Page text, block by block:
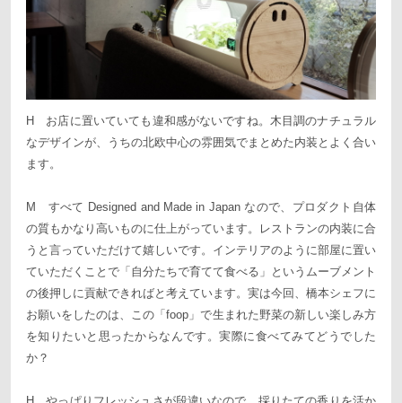
H お店に置いていても違和感がないですね。木目調のナチュラル
なデザインが、うちの北欧中心の雰囲気でまとめた内装とよく合い
ます。
M すべて Designed and Made in Japan なので、プロダクト自体
の質もかなり高いものに仕上がっています。レストランの内装に合
うと言っていただけて嬉しいです。インテリアのように部屋に置い
ていただくことで「自分たちで育てて食べる」というムーブメント
の後押しに貢献できればと考えています。実は今回、橋本シェフに
お願いをしたのは、この「foop」で生まれた野菜の新しい楽しみ方
を知りたいと思ったからなんです。実際に食べてみてどうでした
か？